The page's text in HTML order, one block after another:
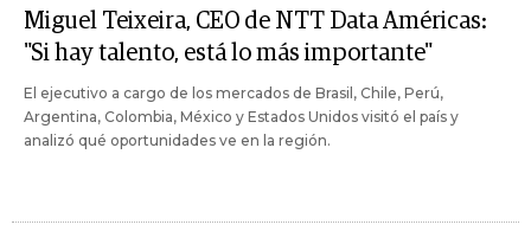
Miguel Teixeira, CEO de NTT Data Américas:
"Si hay talento, está lo más importante"
El ejecutivo a cargo de los mercados de Brasil, Chile, Perú,
Argentina, Colombia, México y Estados Unidos visitó el país y
analizó qué oportunidades ve en la región.